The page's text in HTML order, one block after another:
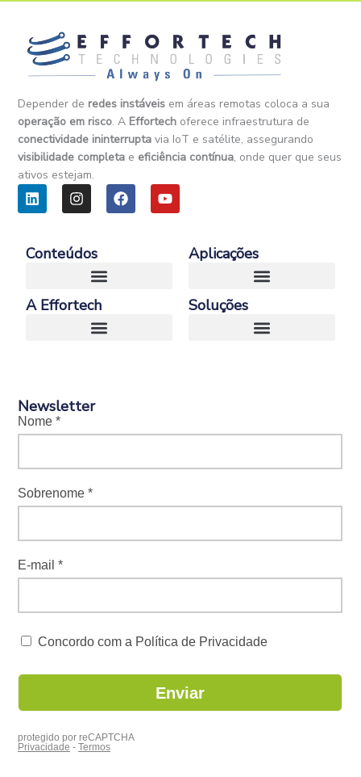
Depender de redes instáveis em áreas remotas coloca a sua
operação em risco. A Effortech oferece infraestrutura de
conectividade ininterrupta via IoT e satélite, assegurando
visibilidade completa e eficiência contínua, onde quer que seus
ativos estejam.
L
i
n
e
d
I
n
s
a
g
m
F
a
c
Y
o
u
Aplicações
Soluções
Conteúdos
A Effortech
Newsletter